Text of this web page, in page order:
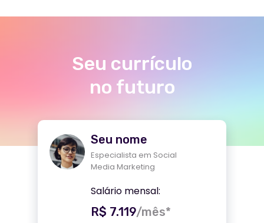
Seu nome
Especialista em Social
Media Marketing
Seu currículo
no futuro
R$ 7.119/mês*
Salário mensal: